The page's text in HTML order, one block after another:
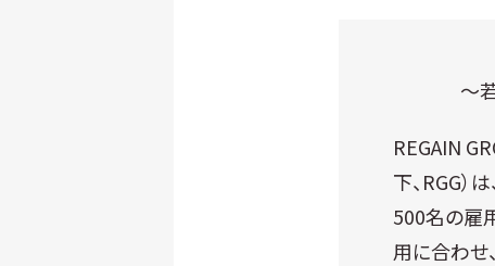
～
REGAIN
下、RGG）
500名の雇
用に合わせ